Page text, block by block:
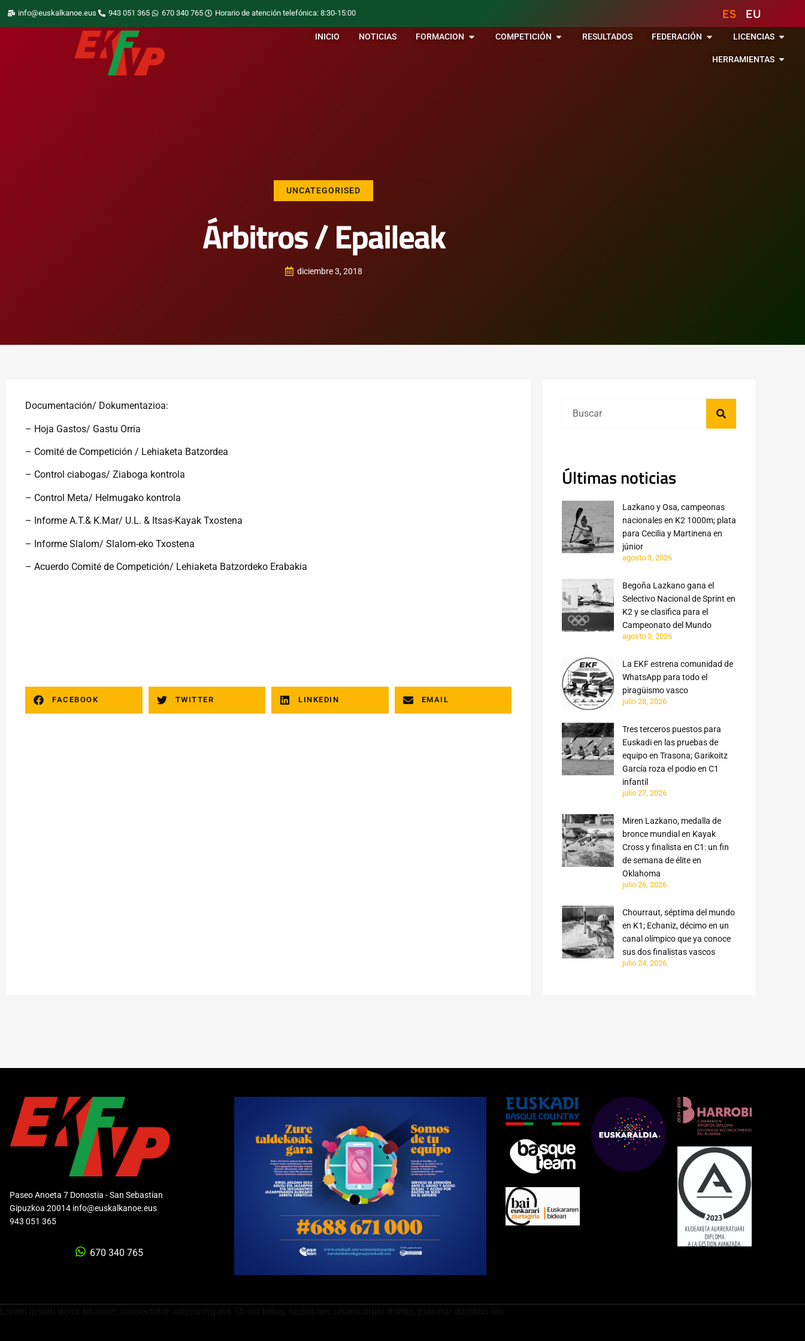
info@euskalkanoe.eus 943 051 365 670 340 765 Horario de atención telefónica: 8:30-15:00 ES EU
INICIO NOTICIAS FORMACION COMPETICIÓN RESULTADOS FEDERACIÓN LICENCIAS
HERRAMIENTAS
UNCATEGORISED
Árbitros / Epaileak
diciembre 3, 2018
Documentación/ Dokumentazioa:
– Hoja Gastos/ Gastu Orria
– Comité de Competición / Lehiaketa Batzordea
– Control ciabogas/ Ziaboga kontrola
– Control Meta/ Helmugako kontrola
– Informe A.T.& K.Mar/ U.L. & Itsas-Kayak Txostena
– Informe Slalom/ Slalom-eko Txostena
– Acuerdo Comité de Competición/ Lehiaketa Batzordeko Erabakia
FACEBOOK TWITTER LINKEDIN EMAIL
Últimas noticias
Lazkano y Osa, campeonas
nacionales en K2 1000m; plata
para Cecilia y Martinena en
júnior
agosto 3, 2026
Begoña Lazkano gana el
Selectivo Nacional de Sprint en
K2 y se clasifica para el
Campeonato del Mundo
agosto 3, 2026
La EKF estrena comunidad de
WhatsApp para todo el
piragüismo vasco
julio 28, 2026
Tres terceros puestos para
Euskadi en las pruebas de
equipo en Trasona; Garikoitz
García roza el podio en C1
infantil
julio 27, 2026
Miren Lazkano, medalla de
bronce mundial en Kayak
Cross y finalista en C1: un fin
de semana de élite en
Oklahoma
julio 26, 2026
Chourraut, séptima del mundo
en K1; Echaniz, décimo en un
canal olímpico que ya conoce
sus dos finalistas vascos
julio 24, 2026
Paseo Anoeta 7 Donostia - San Sebastian
Gipuzkoa 20014 info@euskalkanoe.eus
943 051 365
670 340 765